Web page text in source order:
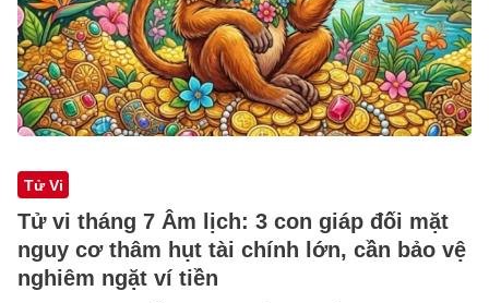
Tử Vi
Tử vi tháng 7 Âm lịch: 3 con giáp đối mặt
nguy cơ thâm hụt tài chính lớn, cần bảo vệ
nghiêm ngặt ví tiền